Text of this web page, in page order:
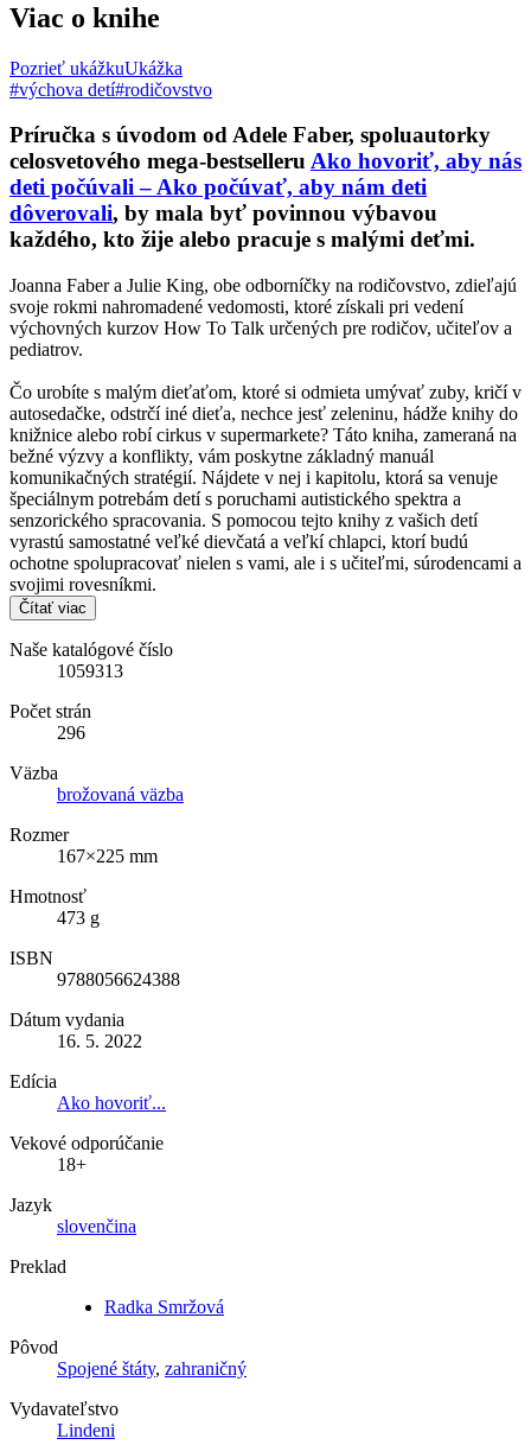
Viac o knihe
Pozrieť ukážkuUkážka
#výchova detí#rodičovstvo
Príručka s úvodom odAdele Faber, spoluautorky
celosvetového mega-bestselleru Ako hovoriť, aby nás
deti počúvali – Ako počúvať, aby nám deti
dôverovali, by mala byť povinnou výbavou
každého, kto žije alebo pracuje s malými deťmi.
Joanna Faber a Julie King, obe odborníčky na rodičovstvo, zdieľajú
svoje rokmi nahromadené vedomosti, ktoré získali pri vedení
výchovných kurzov How To Talk určených pre rodičov, učiteľov a
pediatrov.
Čo urobíte s malým dieťaťom, ktoré si odmieta umývať zuby, kričí v
autosedačke, odstrčí iné dieťa, nechce jesť zeleninu, hádže knihy do
knižnice alebo robí cirkus v supermarkete? Táto kniha, zameraná na
bežné výzvy a konflikty, vám poskytne základný manuál
komunikačných stratégií. Nájdete v nej i kapitolu, ktorá sa venuje
špeciálnym potrebám detí s poruchami autistického spektra a
senzorického spracovania. S pomocou tejto knihy z vašich detí
vyrastú samostatné veľké dievčatá a veľkí chlapci, ktorí budú
ochotne spolupracovať nielen s vami, ale i s učiteľmi, súrodencami a
svojimi rovesníkmi.
Čítať viac
Naše katalógové číslo
1059313
Počet strán
296
Väzba
brožovaná väzba
Rozmer
167×225 mm
Hmotnosť
473 g
ISBN
9788056624388
Dátum vydania
16. 5. 2022
Edícia
Ako hovoriť...
Vekové odporúčanie
18+
Jazyk
slovenčina
Preklad
Radka Smržová
Pôvod
Spojené štáty, zahraničný
Vydavateľstvo
Lindeni